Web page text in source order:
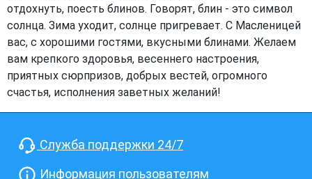
отдохнуть, поесть блинов. Говорят, блин - это символ
солнца. Зима уходит, солнце пригревает. С Масленицей
вас, с хорошими гостями, вкусными блинами. Желаем
вам крепкого здоровья, весеннего настроения,
приятных сюрпризов, добрых вестей, огромного
счастья, исполнения заветных желаний!
Служба поддержки 24/7
Информация пользователям